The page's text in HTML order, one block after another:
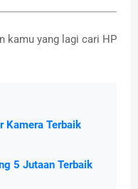
kamu yang lagi cari HP
Kamera Terbaik
5 Jutaan Terbaik